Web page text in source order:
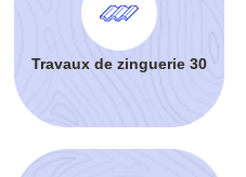
Travaux de zinguerie 30